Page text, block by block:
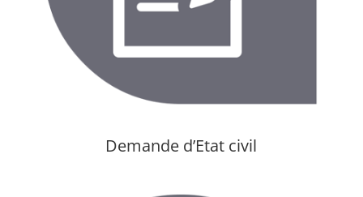
Demande d’Etat civil